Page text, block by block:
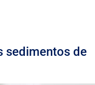
sedimentos de